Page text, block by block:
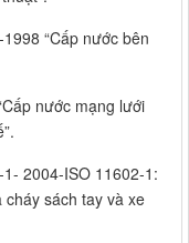
“Cấp nước bên
nước mạng lưới
2004-ISO 11602-1:
sách tay và xe